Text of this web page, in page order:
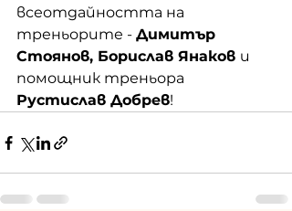
всеотдайността на
треньорите - Димитър
Стоянов, Борислав Янаков и
помощник треньора
Рустислав Добрев!